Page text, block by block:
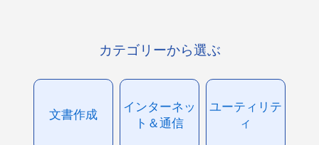
カテゴリーから選ぶ
文書作成
インターネッ
ト＆通信
ユーティリテ
ィ